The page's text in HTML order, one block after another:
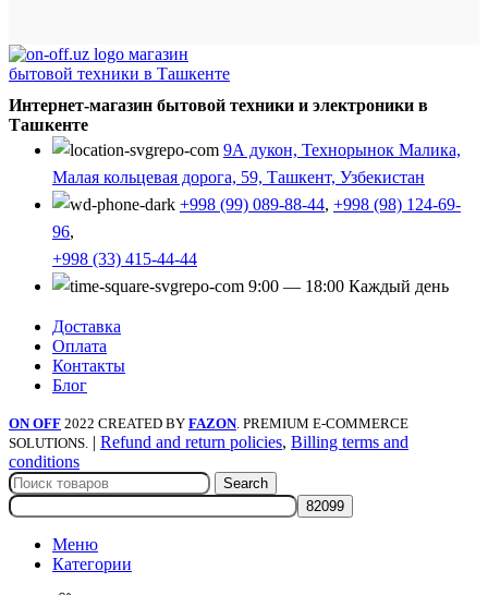
Интернет-магазин бытовой техники и электроники в
Ташкенте
9А дукон, Технорынок Малика,
Малая кольцевая дорога, 59, Ташкент, Узбекистан
+998 (99) 089-88-44, +998 (98) 124-69-
96,
+998 (33) 415-44-44
9:00 — 18:00 Каждый день
Доставка
Оплата
Контакты
Блог
ON OFF 2022 CREATED BY FAZON. PREMIUM E-COMMERCE
SOLUTIONS. | Refund and return policies, Billing terms and
conditions
Search
Меню
Категории